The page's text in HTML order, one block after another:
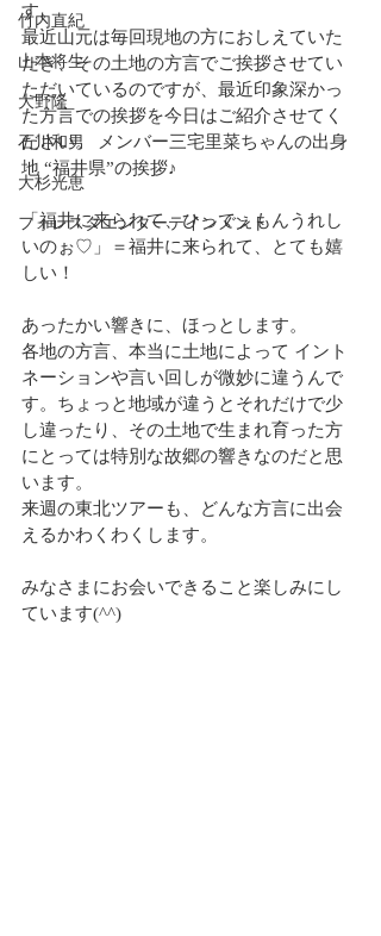
竹内直紀
山本将生
大野隆
石川和男
大杉光恵
フォレスタエンターテインメント
す。
最近山元は毎回現地の方におしえていた
だき、その土地の方言でご挨拶させてい
ただいているのですが、最近印象深かっ
た方言での挨拶を今日はご紹介させてく
ださい。 メンバー三宅里菜ちゃんの出身
地 “福井県”の挨拶♪
「福井に来られて、ひっでぇもんうれし
いのぉ♡」＝福井に来られて、とても嬉
しい！
あったかい響きに、ほっとします。
各地の方言、本当に土地によって イント
ネーションや言い回しが微妙に違うんで
す。ちょっと地域が違うとそれだけで少
し違ったり、その土地で生まれ育った方
にとっては特別な故郷の響きなのだと思
います。
来週の東北ツアーも、どんな方言に出会
えるかわくわくします。
みなさまにお会いできること楽しみにし
ています(^^)